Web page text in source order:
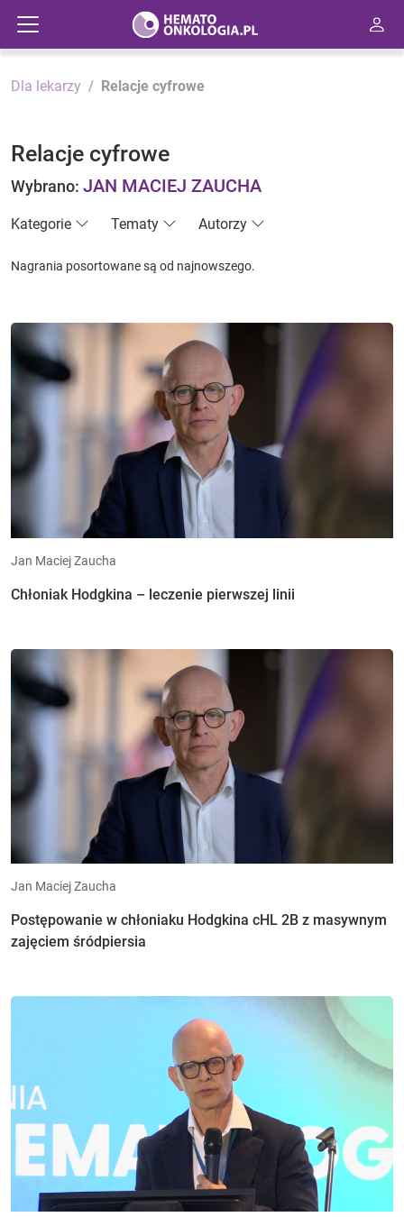
Dla lekarzy Relacje cyfrowe
Relacje cyfrowe
Wybrano: JAN MACIEJ ZAUCHA
Kategorie Tematy Autorzy
Nagrania posortowane są od najnowszego.
Jan Maciej Zaucha
Chłoniak Hodgkina – leczenie pierwszej linii
Jan Maciej Zaucha
Postępowanie w chłoniaku Hodgkina cHL 2B z masywnym
zajęciem śródpiersia